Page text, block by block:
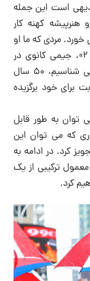
است این جمله
هنرپیشه کهنه کار
مردی که ما او
را با نام های دون کورلئونه در «پدرخوانده 2»، جیمی کانوی در
«رفقای خوب» و بن ویتاکر در «کار آموز» می شناسیم، 50 سال
برای خود برگزیده
توان به طور قابل
که می توان این
کرد. در ادامه به
ترکیبی از یک
کرد.